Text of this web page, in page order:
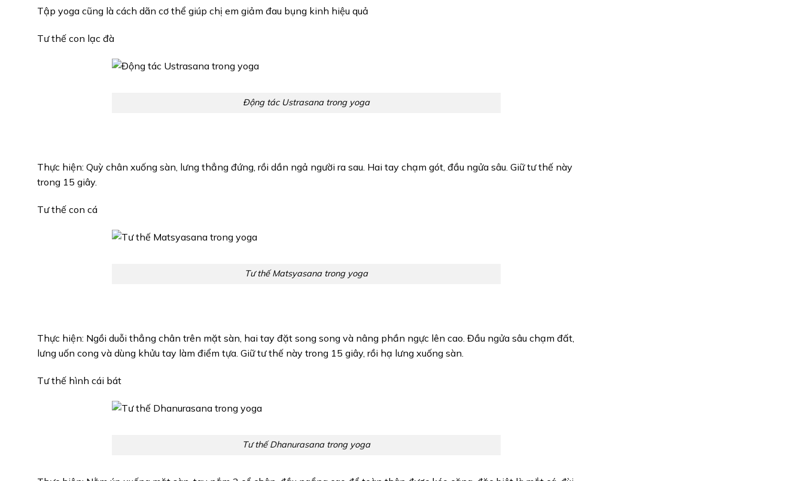
Tập yoga cũng là cách dãn cơ thể giúp chị em giảm đau bụng kinh hiệu quả
Tư thế con lạc đà
Động tác Ustrasana trong yoga
Thực hiện: Quỳ chân xuống sàn, lưng thẳng đứng, rồi dần ngả người ra sau. Hai tay chạm gót, đầu ngửa sâu. Giữ tư thế này
trong 15 giây.
Tư thế con cá
Tư thế Matsyasana trong yoga
Thực hiện: Ngồi duỗi thẳng chân trên mặt sàn, hai tay đặt song song và nâng phần ngực lên cao. Đầu ngửa sâu chạm đất,
lưng uốn cong và dùng khửu tay làm điểm tựa. Giữ tư thế này trong 15 giây, rồi hạ lưng xuống sàn.
Tư thế hình cái bát
Tư thế Dhanurasana trong yoga